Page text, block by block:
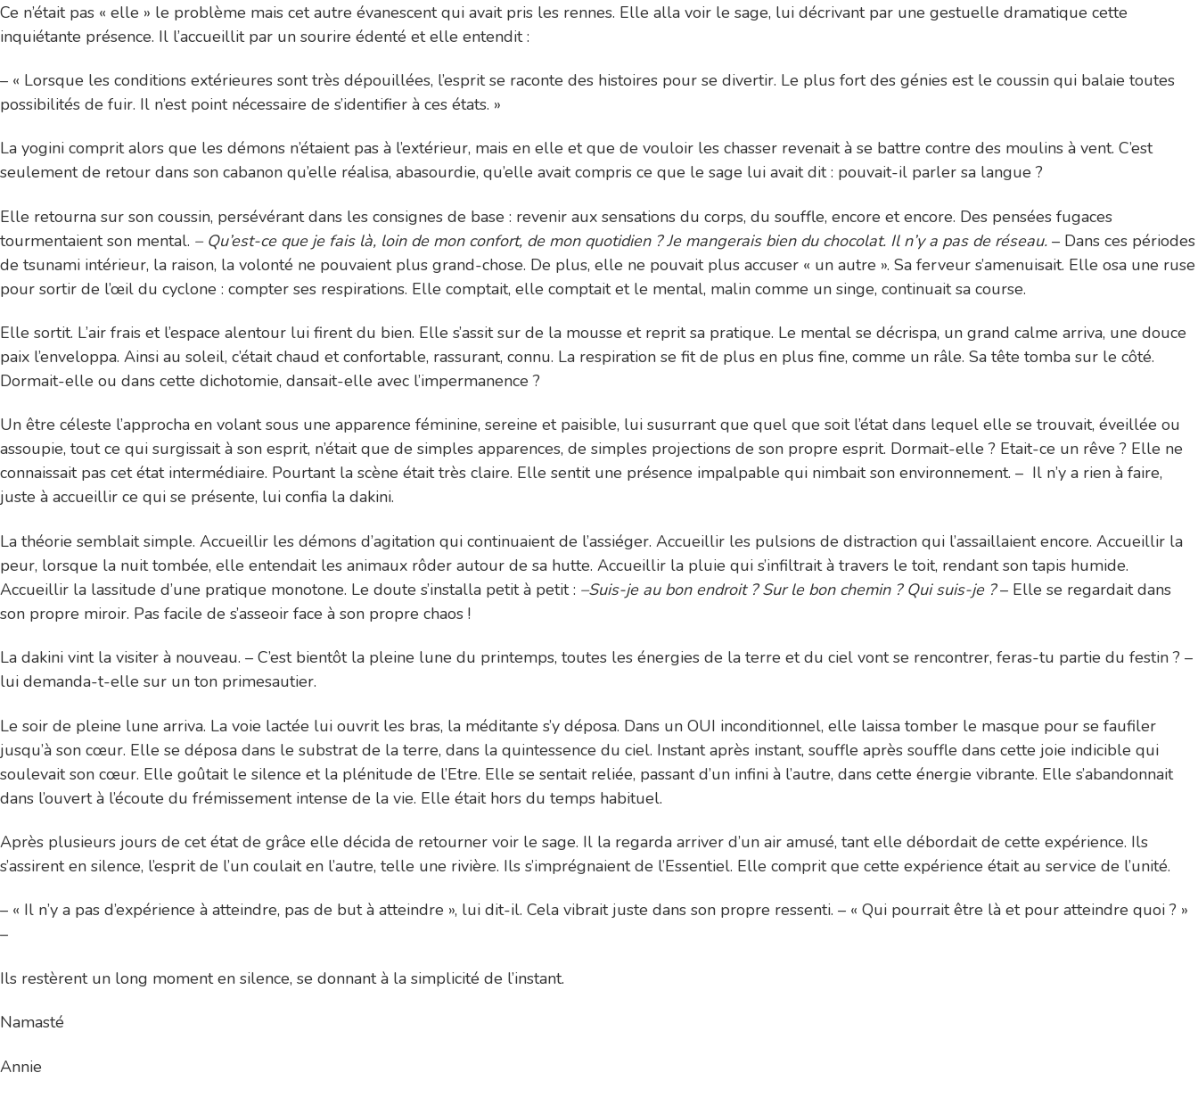
Ce n’était pas « elle » le problème mais cet autre évanescent qui avait pris les rennes. Elle alla voir le sage, lui décrivant par une gestuelle dramatique cette
inquiétante présence. Il l’accueillit par un sourire édenté et elle entendit :
– « Lorsque les conditions extérieures sont très dépouillées, l’esprit se raconte des histoires pour se divertir. Le plus fort des génies est le coussin qui balaie toutes
possibilités de fuir. Il n’est point nécessaire de s’identifier à ces états. »
La yogini comprit alors que les démons n’étaient pas à l’extérieur, mais en elle et que de vouloir les chasser revenait à se battre contre des moulins à vent. C’est
seulement de retour dans son cabanon qu’elle réalisa, abasourdie, qu’elle avait compris ce que le sage lui avait dit : pouvait-il parler sa langue ?
Elle retourna sur son coussin, persévérant dans les consignes de base : revenir aux sensations du corps, du souffle, encore et encore. Des pensées fugaces
tourmentaient son mental. – Qu’est-ce que je fais là, loin de mon confort, de mon quotidien ? Je mangerais bien du chocolat. Il n’y a pas de réseau. – Dans ces périodes
de tsunami intérieur, la raison, la volonté ne pouvaient plus grand-chose. De plus, elle ne pouvait plus accuser « un autre ». Sa ferveur s’amenuisait. Elle osa une ruse
pour sortir de l’œil du cyclone : compter ses respirations. Elle comptait, elle comptait et le mental, malin comme un singe, continuait sa course.
Elle sortit. L’air frais et l’espace alentour lui firent du bien. Elle s’assit sur de la mousse et reprit sa pratique. Le mental se décrispa, un grand calme arriva, une douce
paix l’enveloppa. Ainsi au soleil, c’était chaud et confortable, rassurant, connu. La respiration se fit de plus en plus fine, comme un râle. Sa tête tomba sur le côté.
Dormait-elle ou dans cette dichotomie, dansait-elle avec l’impermanence ?
Un être céleste l’approcha en volant sous une apparence féminine, sereine et paisible, lui susurrant que quel que soit l’état dans lequel elle se trouvait, éveillée ou
assoupie, tout ce qui surgissait à son esprit, n’était que de simples apparences, de simples projections de son propre esprit. Dormait-elle ? Etait-ce un rêve ? Elle ne
connaissait pas cet état intermédiaire. Pourtant la scène était très claire. Elle sentit une présence impalpable qui nimbait son environnement. – Il n’y a rien à faire,
juste à accueillir ce qui se présente, lui confia la dakini.
La théorie semblait simple. Accueillir les démons d’agitation qui continuaient de l’assiéger. Accueillir les pulsions de distraction qui l’assaillaient encore. Accueillir la
peur, lorsque la nuit tombée, elle entendait les animaux rôder autour de sa hutte. Accueillir la pluie qui s’infiltrait à travers le toit, rendant son tapis humide.
Accueillir la lassitude d’une pratique monotone. Le doute s’installa petit à petit : –Suis-je au bon endroit ? Sur le bon chemin ? Qui suis-je ?– Elle se regardait dans
son propre miroir. Pas facile de s’asseoir face à son propre chaos !
La dakini vint la visiter à nouveau. – C’est bientôt la pleine lune du printemps, toutes les énergies de la terre et du ciel vont se rencontrer, feras-tu partie du festin ? –
lui demanda-t-elle sur un ton primesautier.
Le soir de pleine lune arriva. La voie lactée lui ouvrit les bras, la méditante s’y déposa. Dans un OUI inconditionnel, elle laissa tomber le masque pour se faufiler
jusqu’à son cœur. Elle se déposa dans le substrat de la terre, dans la quintessence du ciel. Instant après instant, souffle après souffle dans cette joie indicible qui
soulevait son cœur. Elle goûtait le silence et la plénitude de l’Etre. Elle se sentait reliée, passant d’un infini à l’autre, dans cette énergie vibrante. Elle s’abandonnait
dans l’ouvert à l’écoute du frémissement intense de la vie. Elle était hors du temps habituel.
Après plusieurs jours de cet état de grâce elle décida de retourner voir le sage. Il la regarda arriver d’un air amusé, tant elle débordait de cette expérience. Ils
s’assirent en silence, l’esprit de l’un coulait en l’autre, telle une rivière. Ils s’imprégnaient de l’Essentiel. Elle comprit que cette expérience était au service de l’unité.
– « Il n’y a pas d’expérience à atteindre, pas de but à atteindre », lui dit-il. Cela vibrait juste dans son propre ressenti. – « Qui pourrait être là et pour atteindre quoi ? »
–
Ils restèrent un long moment en silence, se donnant à la simplicité de l’instant.
Namasté
Annie